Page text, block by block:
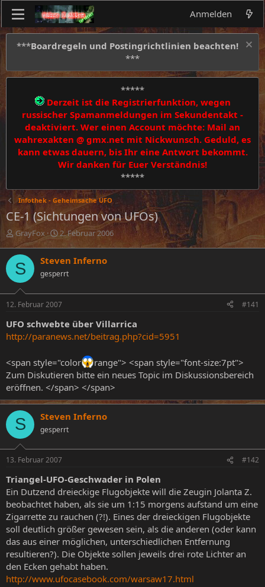
Anmelden
***Boardregeln und Postingrichtlinien beachten!
***
*****
Derzeit ist die Registrierfunktion, wegen
russischer Spamanmeldungen im Sekundentakt -
deaktiviert. Wer einen Account möchte: Mail an
wahrexakten @ gmx.net mit Nickwunsch. Geduld, es
kann etwas dauern, bis Ihr eine Antwort bekommt.
Wir danken für Euer Verständnis!
*****
Infothek - Geheimsache UFO
CE-1 (Sichtungen von UFOs)
E
s
t
e
l
l
e
GrayFox
E
t
e
l
t
m
2. Februar 2006
S Steven Inferno
gesperrt
12. Februar 2007 #141
UFO schwebte über Villarrica
http://paranews.net/beitrag.php?cid=5951
<span style="color
range"> <span style="font-size:7pt">
Zum Diskutieren bitte ein neues Topic im Diskussionsbereich
eröffnen. </span> </span>
S Steven Inferno
gesperrt
13. Februar 2007 #142
Triangel-UFO-Geschwader in Polen
Ein Dutzend dreieckige Flugobjekte will die Zeugin Jolanta Z.
beobachtet haben, als sie um 1:15 morgens aufstand um eine
Zigarrette zu rauchen (?!). Eines der dreieckigen Flugobjekte
soll deutlich größer gewesen sein, als die anderen (oder kann
das aus einer möglichen, unterschiedlichen Entfernung
resultieren?). Die Objekte sollen jeweils drei rote Lichter an
den Ecken gehabt haben.
http://www.ufocasebook.com/warsaw17.html